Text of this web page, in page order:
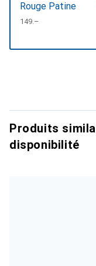
Rouge Patine
CHF
149.–
Produits
disponibilité